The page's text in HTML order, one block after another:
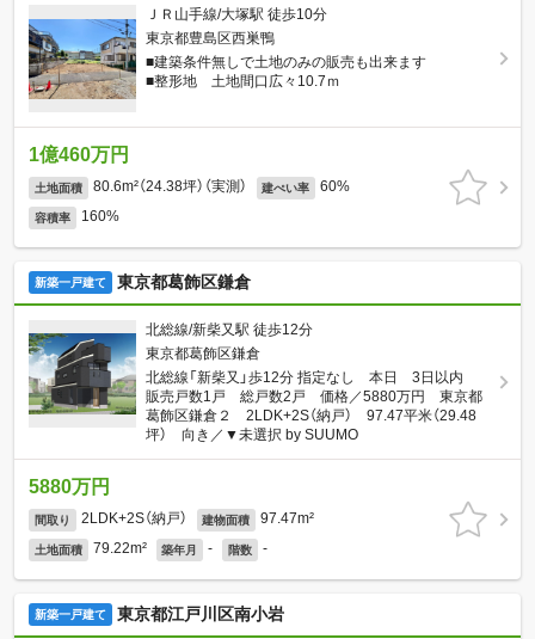
ＪＲ山手線/大塚駅 徒歩10分
東京都豊島区西巣鴨
■建築条件無しで土地のみの販売も出来ます
■整形地 土地間口広々10.7ｍ
1億460万円
土地面積 80.6m²（24.38坪）（実測） 建ぺい率 60%
容積率 160%
新築一戸建て 東京都葛飾区鎌倉
北総線/新柴又駅 徒歩12分
東京都葛飾区鎌倉
北総線「新柴又」歩12分 指定なし 本日 3日以内
販売戸数1戸 総戸数2戸 価格／5880万円 東京都
葛飾区鎌倉２ 2LDK+2S（納戸） 97.47平米（29.48
坪） 向き／▼未選択 by SUUMO
5880万円
間取り 2LDK+2S（納戸） 建物面積 97.47m²
土地面積 79.22m² 築年月 - 階数 -
新築一戸建て 東京都江戸川区南小岩